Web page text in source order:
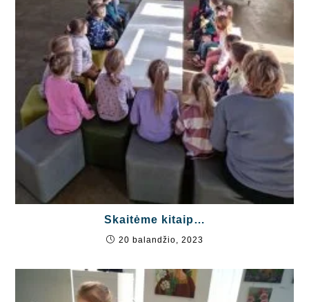
Skaitėme kitaip…
20 balandžio, 2023